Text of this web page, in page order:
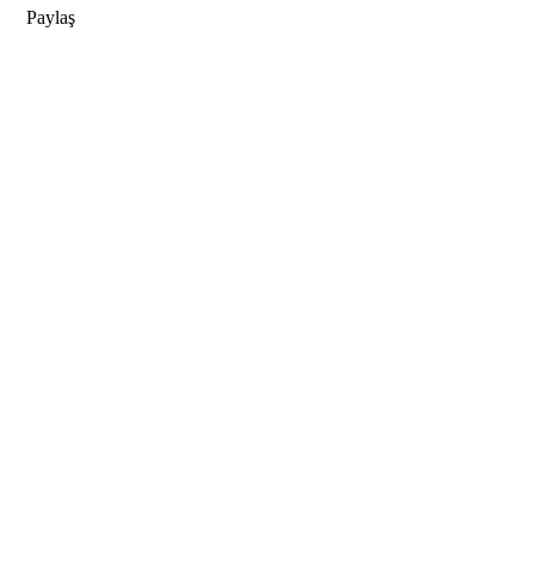
Paylaş